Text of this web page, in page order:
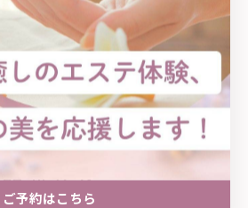
一覧に戻る 次のページ >
関連タグ
ご予約はこちら